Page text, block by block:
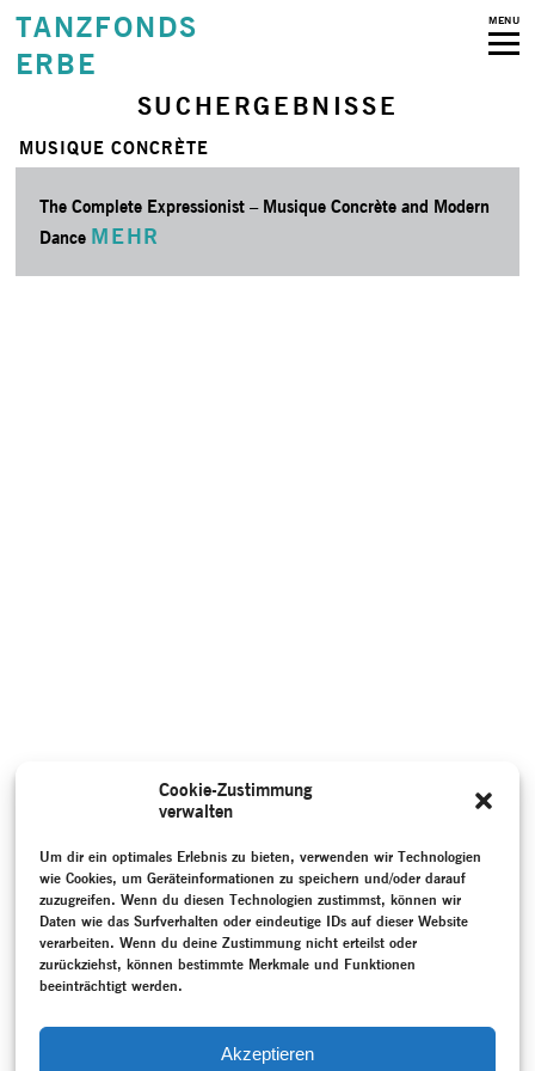
Cookie-Zustimmung
verwalten
Um dir ein optimales Erlebnis zu bieten, verwenden wir Technologien
wie Cookies, um Geräteinformationen zu speichern und/oder darauf
zuzugreifen. Wenn du diesen Technologien zustimmst, können wir
Daten wie das Surfverhalten oder eindeutige IDs auf dieser Website
verarbeiten. Wenn du deine Zustimmung nicht erteilst oder
zurückziehst, können bestimmte Merkmale und Funktionen
beeinträchtigt werden.
Akzeptieren
TANZFONDS
ERBE
MENU
SUCHERGEBNISSE
MUSIQUE CONCRÈTE
The Complete Expressionist – Musique Concrète and Modern
Dance MEHR